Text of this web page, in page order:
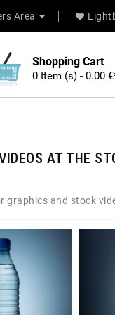
Area
Shopping Cart
0
AT THE
graphics and stock